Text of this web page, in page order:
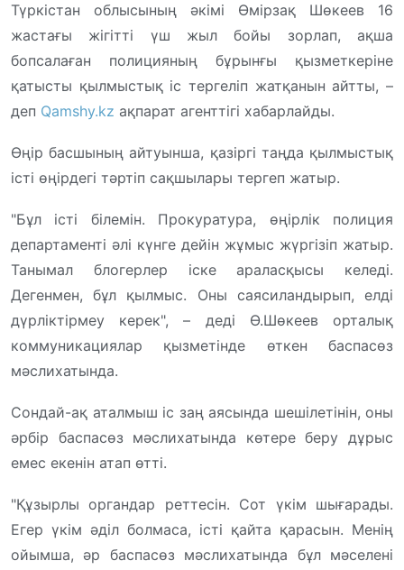
Түркістан облысының әкімі Өмірзақ Шөкеев 16
жастағы жігітті үш жыл бойы зорлап, ақша
бопсалаған полицияның бұрынғы қызметкеріне
қатысты қылмыстық іс тергеліп жатқанын айтты, –
деп Qamshy.kz ақпарат агенттігі хабарлайды.
Өңір басшының айтуынша, қазіргі таңда қылмыстық
істі өңірдегі тәртіп сақшылары тергеп жатыр.
"Бұл істі білемін. Прокуратура, өңірлік полиция
департаменті әлі күнге дейін жұмыс жүргізіп жатыр.
Танымал блогерлер іске араласқысы келеді.
Дегенмен, бұл қылмыс. Оны саясиландырып, елді
дүрліктірмеу керек", – деді Ө.Шөкеев орталық
коммуникациялар қызметінде өткен баспасөз
мәслихатында.
Сондай-ақ аталмыш іс заң аясында шешілетінін, оны
әрбір баспасөз мәслихатында көтере беру дұрыс
емес екенін атап өтті.
"Құзырлы органдар реттесін. Сот үкім шығарады.
Егер үкім әділ болмаса, істі қайта қарасын. Менің
ойымша, әр баспасөз мәслихатында бұл мәселені